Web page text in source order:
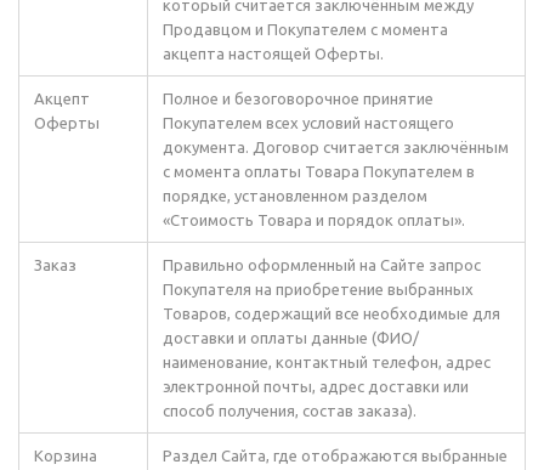
который считается заключённым между
Продавцом и Покупателем с момента
акцепта настоящей Оферты.
Акцепт
Оферты
Полное и безоговорочное принятие
Покупателем всех условий настоящего
документа. Договор считается заключённым
с момента оплаты Товара Покупателем в
порядке, установленном разделом
«Стоимость Товара и порядок оплаты».
Заказ
Правильно оформленный на Сайте запрос
Покупателя на приобретение выбранных
Товаров, содержащий все необходимые для
доставки и оплаты данные (ФИО/
наименование, контактный телефон, адрес
электронной почты, адрес доставки или
способ получения, состав заказа).
Корзина
Раздел Сайта, где отображаются выбранные